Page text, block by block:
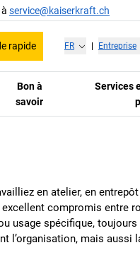
service@kaiserkraft.ch
rapide FR Entreprise
Bon à
savoir
Services
en atelier, en
compromis entre
usage spécifique,
l’organisation, mais aussi